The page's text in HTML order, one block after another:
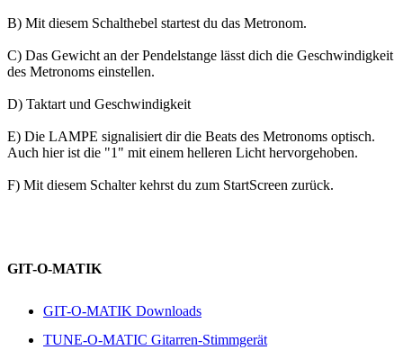
B) Mit diesem Schalthebel startest du das Metronom.
C) Das Gewicht an der Pendelstange lässt dich die Geschwindigkeit
des Metronoms einstellen.
D) Taktart und Geschwindigkeit
E) Die LAMPE signalisiert dir die Beats des Metronoms optisch.
Auch hier ist die "1" mit einem helleren Licht hervorgehoben.
F) Mit diesem Schalter kehrst du zum StartScreen zurück.
GIT-O-MATIK
GIT-O-MATIK Downloads
TUNE-O-MATIC Gitarren-Stimmgerät